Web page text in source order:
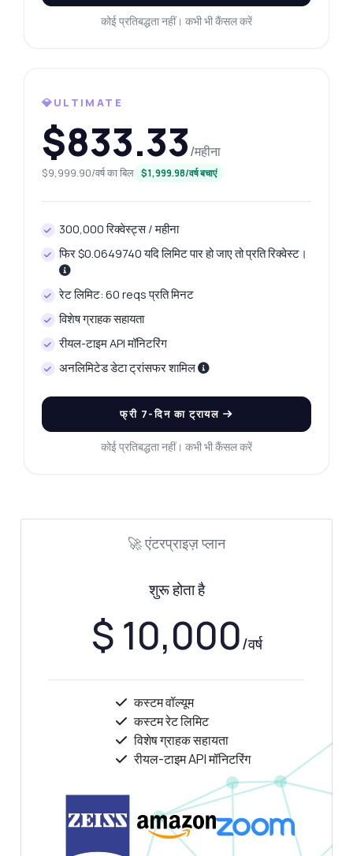
कोई प्रतिबद्धता नहीं। कभी भी कैंसल करें
💎ULTIMATE
$833.33/महीना
$9,999.90/वर्ष का बिल $1,999.98/वर्ष बचाएं
300,000 रिक्वेस्ट्स / महीना
फिर $0.0649740 यदि लिमिट पार हो जाए तो प्रति रिक्वेस्ट।
रेट लिमिट: 60 reqs प्रति मिनट
विशेष ग्राहक सहायता
रीयल-टाइम API मॉनिटरिंग
अनलिमिटेड डेटा ट्रांसफर शामिल
फ्री 7-दिन का ट्रायल
कोई प्रतिबद्धता नहीं। कभी भी कैंसल करें
🚀 एंटरप्राइज़ प्लान
शुरू होता है
$ 10,000/वर्ष
कस्टम वॉल्यूम
कस्टम रेट लिमिट
विशेष ग्राहक सहायता
रीयल-टाइम API मॉनिटरिंग